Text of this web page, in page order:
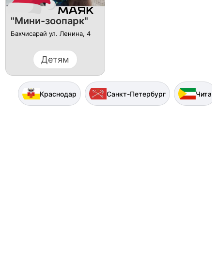
"Мини-зоопарк"
Бахчисарай ул. Ленина, 4
Детям
Краснодар Санкт-Петербург Чита